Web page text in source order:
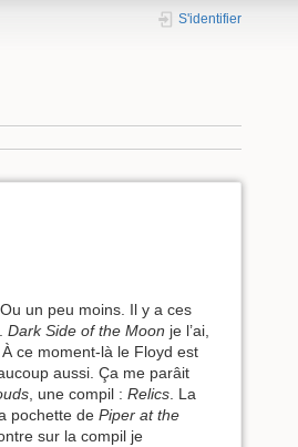
S'identifier
un peu moins. Il y a ces
Dark Side of the Moon je l’ai,
ce moment-là le Floyd est
aussi. Ça me parâit
, une compil : Relics. La
pochette de Piper at the
sur la compil je